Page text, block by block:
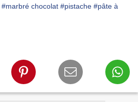
#marbré chocolat #pistache #pâte à